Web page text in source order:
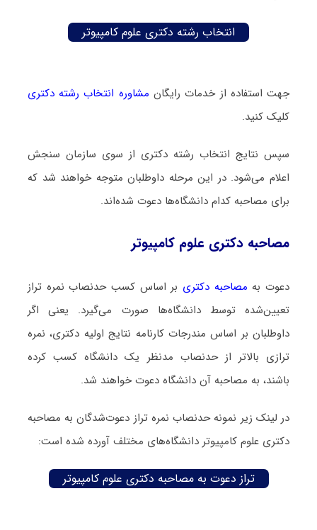
انتخاب رشته دکتری علوم کامپیوتر
جهت استفاده از خدمات رایگان مشاوره انتخاب رشته دکتری
کلیک کنید.
سپس نتایج انتخاب رشته دکتری از سوی سازمان سنجش
اعلام می‌شود. در این مرحله داوطلبان متوجه خواهند شد که
برای مصاحبه کدام دانشگاه‌ها دعوت شده‌اند.
مصاحبه دکتری علوم کامپیوتر
دعوت به مصاحبه دکتری بر اساس کسب حدنصاب نمره تراز
تعیین‌شده توسط دانشگاه‌ها صورت می‌گیرد. یعنی اگر
داوطلبان بر اساس مندرجات کارنامه نتایج اولیه دکتری، نمره
ترازی بالاتر از حدنصاب مدنظر یک دانشگاه کسب کرده
باشند، به مصاحبه آن دانشگاه دعوت خواهند شد.
در لینک زیر نمونه حدنصاب نمره تراز دعوت‌شدگان به مصاحبه
دکتری علوم کامپیوتر دانشگاه‌های مختلف آورده شده است:
تراز دعوت به مصاحبه دکتری علوم کامپیوتر